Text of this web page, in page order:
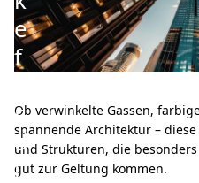
e
f
r
d
i
Ob verwinkelte Gassen,
spannende Architektur –
und Strukturen, die
gut zur Geltung kommen.